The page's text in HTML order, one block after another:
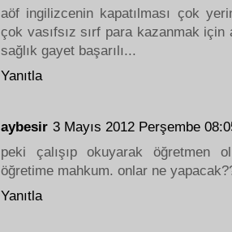
aöf ingilizcenin kapatılması çok
çok vasıfsız sırf para kazanmak için
sağlık gayet başarılı...
Yanıtla
aybesir 3 Mayıs 2012 Perşembe
peki çalışıp okuyarak öğretmen
öğretime mahkum. onlar ne
Yanıtla